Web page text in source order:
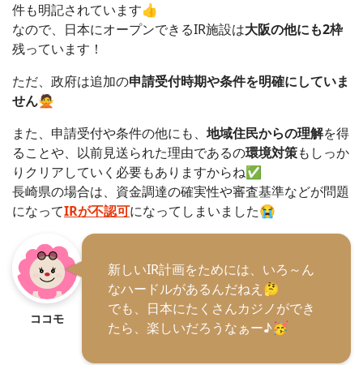
件も明記されています👍
なので、日本にオープンできるIR施設は大阪の他にも2枠
残っています！
ただ、政府は追加の申請受付時期や条件を明確にしていま
せん🙅
また、申請受付や条件の他にも、 地域住民からの理解を得
ることや、以前見送られた理由であるの環境対策もしっか
りクリアしていく必要もありますからね✅
長崎県の場合は、資金調達の確実性や審査基準などが問題
になってIRが不認可になってしまいました😭
ココモ
新しいIR計画をためには、いろ～ん
なハードルがあるんだねえ🤔
でも、日本にたくさんカジノができ
たら、楽しいだろうなぁー♪🥳